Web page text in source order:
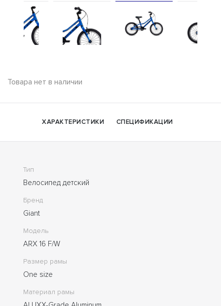
Товара нет в наличии
ХАРАКТЕРИСТИКИ СПЕЦИФИКАЦИИ
Тип
Велосипед детский
Бренд
Giant
Модель
ARX 16 F/W
Размер рамы
One size
Материал рамы